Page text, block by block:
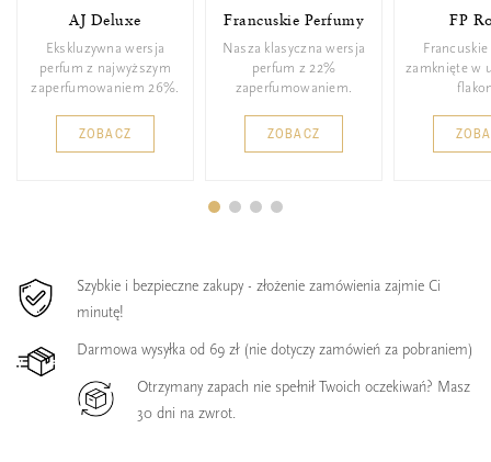
AJ Deluxe
Ekskluzywna wersja
perfum z najwyższym
zaperfumowaniem 26%.
ZOBACZ
Francuskie Perfumy
Nasza klasyczna wersja
perfum z 22%
zaperfumowaniem.
ZOBACZ
FP
zamknięte w
Szybkie i bezpieczne zakupy - złożenie zamówienia zajmie Ci
minutę!
Darmowa wysyłka od 69 zł (nie dotyczy zamówień za pobraniem)
Otrzymany zapach nie spełnił Twoich oczekiwań? Masz
30 dni na zwrot.